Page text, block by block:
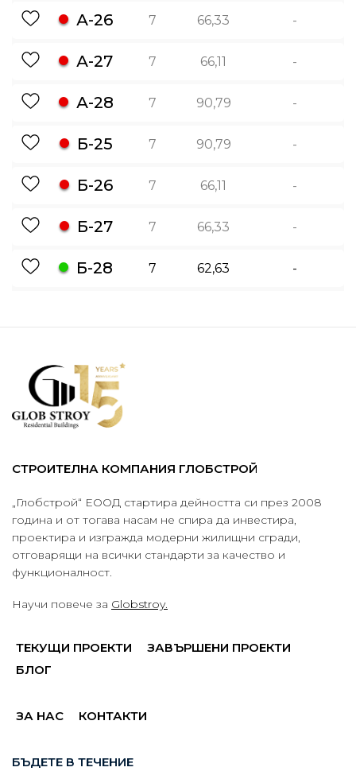
А-26 7 66,33 -
А-27 7 66,11 -
А-28 7 90,79 -
Б-25 7 90,79 -
Б-26 7 66,11 -
Б-27 7 66,33 -
Б-28 7 62,63 -
СТРОИТЕЛНА КОМПАНИЯ ГЛОБСТРОЙ
„Глобстрой“ ЕООД стартира дейността си през 2008
година и от тогава насам не спира да инвестира,
проектира и изгражда модерни жилищни сгради,
отговарящи на всички стандарти за качество и
функционалност.
Научи повече за Globstroy.
ТЕКУЩИ ПРОЕКТИ
ЗАВЪРШЕНИ ПРОЕКТИ
БЛОГ
ЗА НАС КОНТАКТИ
БЪДЕТЕ В ТЕЧЕНИЕ